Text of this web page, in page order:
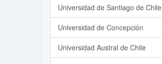
Universidad de Santiago de Chile
Universidad de Concepción
Universidad Austral de Chile